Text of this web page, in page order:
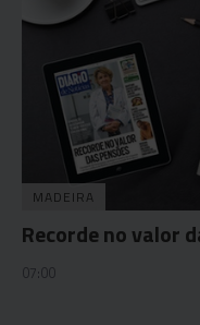
MADEIRA
Recorde no valor
07:00